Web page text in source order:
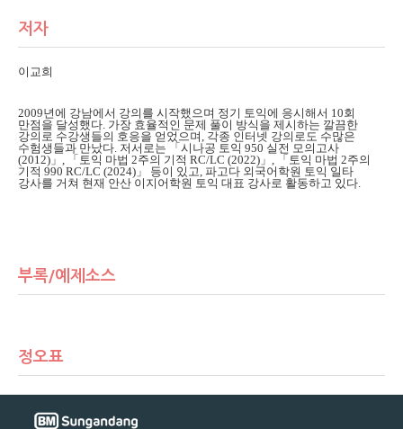
저자
이교희
2009년에 강남에서 강의를 시작했으며 정기 토익에 응시해서 10회
만점을 달성했다 가장 효율적인 문제 풀이 방식을 제시하는 깔끔한
강의로 수강생들의 호응을 얻었으며 각종 인터넷 강의로도 수많은
수험생들과 만났다 저서로는 「 시나공 토익 950 실전 모의고사
(2012) 」 「 토익 마법 2주의 기적 RC/LC (2022) 」 「 토익 마법 2주의
기적 990 RC/LC (2024) 」 등이 있고 파고다 외국어학원 토익 일타
강사를 거쳐 현재 안산 이지어학원 토익 대표 강사로 활동하고 있다
부록/예제소스
정오표